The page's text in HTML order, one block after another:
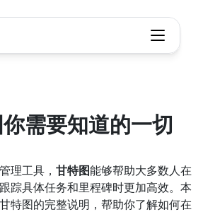
需要知道的一切
理工具， 甘特图能够帮助大多数人在
踪具体任务和里程碑时更加高效。本
特图的完整说明，帮助你了解如何在